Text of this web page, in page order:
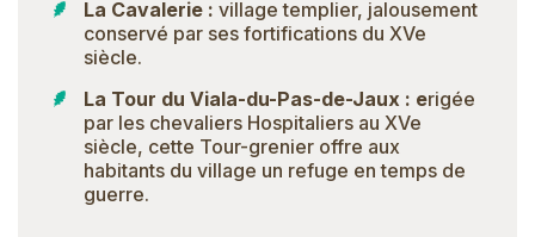
La Cavalerie : village templier, jalousement
conservé par ses fortifications du XVe
siècle.
La Tour du Viala-du-Pas-de-Jaux : erigée
par les chevaliers Hospitaliers au XVe
siècle, cette Tour-grenier offre aux
habitants du village un refuge en temps de
guerre.